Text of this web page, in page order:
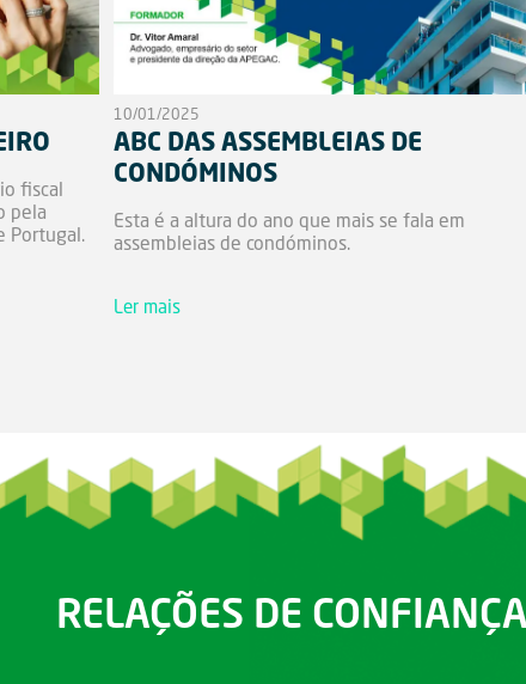
fiscal
pela
Portugal.
10/01/2025
ABC DAS ASSEMBLEIAS DE
CONDÓMINOS
Esta é a altura do ano que mais se fala em
assembleias de condóminos.
Ler mais
RELAÇÕES DE CONFIANÇA